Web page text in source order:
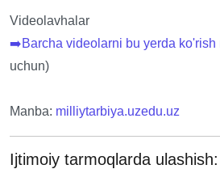
Videolavhalar
➡️Barcha videolarni bu yerda ko'rish
uchun)
Manba: milliytarbiya.uzedu.uz
Ijtimoiy tarmoqlarda ulashish: